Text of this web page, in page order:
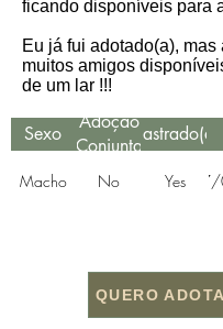
ficando disponíveis para
Eu já fui adotado(a), mas
muitos amigos
de um lar !!!
Sexo
Adoção
Conjunta
Castrado(a)
Macho No Yes
QUERO